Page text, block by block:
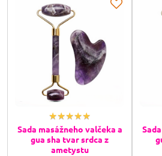
Sada masážneho valčeka a
gua sha tvar srdca z
ametystu